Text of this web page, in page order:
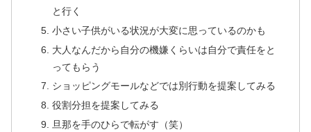
と行く
小さい子供がいる状況が大変に思っているのかも
大人なんだから自分の機嫌くらいは自分で責任をと
ってもらう
ショッピングモールなどでは別行動を提案してみる
役割分担を提案してみる
旦那を手のひらで転がす（笑）